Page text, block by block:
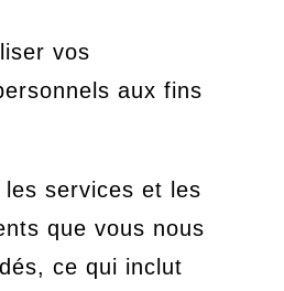
vos
aux fins
services et les
que vous nous
ce qui inclut